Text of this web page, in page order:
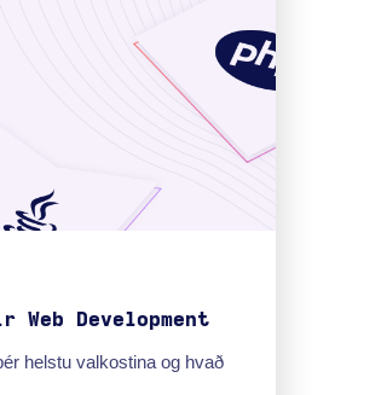
Development
helstu valkostina og hvað